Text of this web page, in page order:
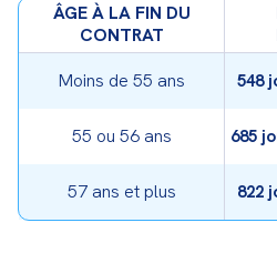
ÂGE À LA FIN DU
CONTRAT
Moins de 55 ans
548
55 ou 56 ans 685
57 ans et plus 822